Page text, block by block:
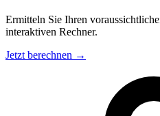
Ermitteln Sie Ihren
interaktiven Rechner.
Jetzt berechnen →